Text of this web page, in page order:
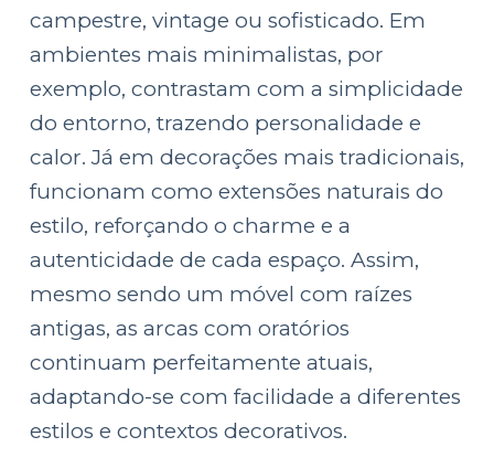
campestre, vintage ou sofisticado. Em
ambientes mais minimalistas, por
exemplo, contrastam com a simplicidade
do entorno, trazendo personalidade e
calor. Já em decorações mais tradicionais,
funcionam como extensões naturais do
estilo, reforçando o charme e a
autenticidade de cada espaço. Assim,
mesmo sendo um móvel com raízes
antigas, as arcas com oratórios
continuam perfeitamente atuais,
adaptando-se com facilidade a diferentes
estilos e contextos decorativos.